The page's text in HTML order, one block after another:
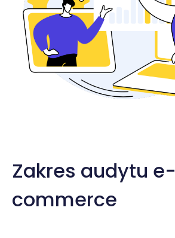
Zakres audytu e-
commerce